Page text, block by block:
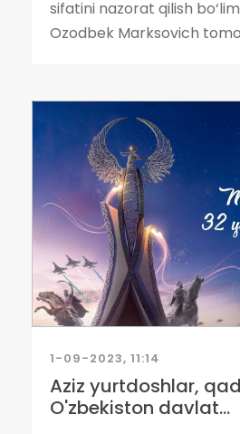
sifatini nazorat qilish
Ozodbek Marksovich
1-09-2023, 11:14
Aziz yurtdoshlar,
O'zbekiston davlat...